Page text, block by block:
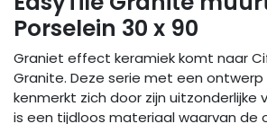
Porselein 30 x 90
Graniet effect keramiek komt naar
Granite. Deze serie met een
kenmerkt zich door zijn uitzonderlijke
is een tijdloos materiaal waarvan de